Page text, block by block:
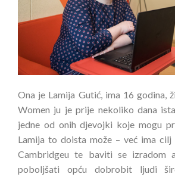
Ona je Lamija Gutić, ima 16 godina,
Women ju je prije nekoliko dana
jedne od onih djevojki koje mogu
Lamija to doista može – već ima
Cambridgeu te baviti se izradom
poboljšati opću dobrobit ljudi